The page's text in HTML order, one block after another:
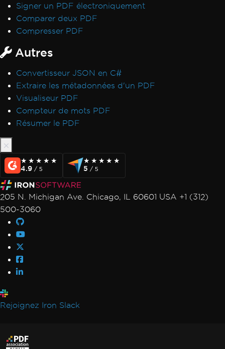
Signer un PDF électroniquement
Comparer deux PDF
Compresser PDF
Autres
Convertisseur JSON en C#
Extraire les métadonnées d'un PDF
Visualiseur PDF
Compteur de mots PDF
Résumer le PDF
★★★★★
★★★★★
4.9 / 5
★★★★★
★★★★★
5 / 5
205 N. Michigan Ave. Chicago, IL 60601 USA +1 (312)
500-3060
Rejoignez Iron Slack